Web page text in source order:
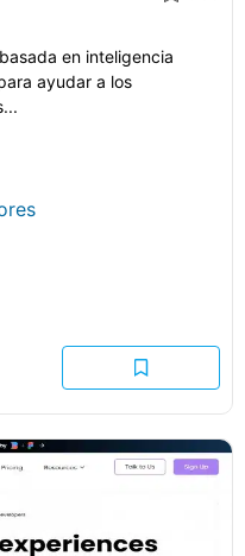
en inteligencia
ayudar a los